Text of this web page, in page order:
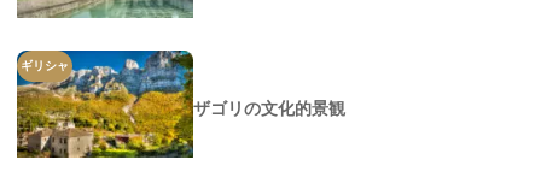
ギリシャ
ザゴリの文化的景観